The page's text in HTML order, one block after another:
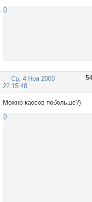
0
54
Ср, 4 Ноя 2009
22:15:48
Можно каосов побольше?)
0